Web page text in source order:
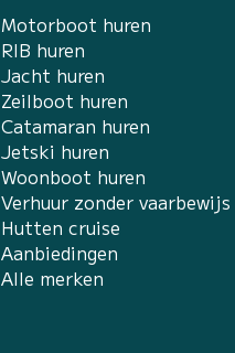
Motorboot huren
RIB huren
Jacht huren
Zeilboot huren
Catamaran huren
Jetski huren
Woonboot huren
Verhuur zonder vaarbewijs
Hutten cruise
Aanbiedingen
Alle merken